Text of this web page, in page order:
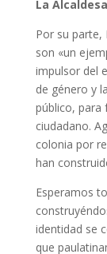
La Alcaldesa
Por su parte,
son «un
impulsor del
de género y
público, para
ciudadano.
colonia por
han
Esperamos
identidad se
que